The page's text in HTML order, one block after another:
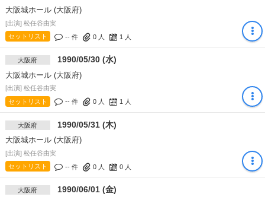
大阪城ホール (大阪府)
[出演] 松任谷由実
セットリスト
-- 件 0人 1 人
大阪府 1990/05/30 (水)
大阪城ホール (大阪府)
[出演] 松任谷由実
セットリスト
-- 件 0人 1 人
大阪府 1990/05/31 (木)
大阪城ホール (大阪府)
[出演] 松任谷由実
セットリスト
-- 件 0人 0人
大阪府 1990/06/01 (金)